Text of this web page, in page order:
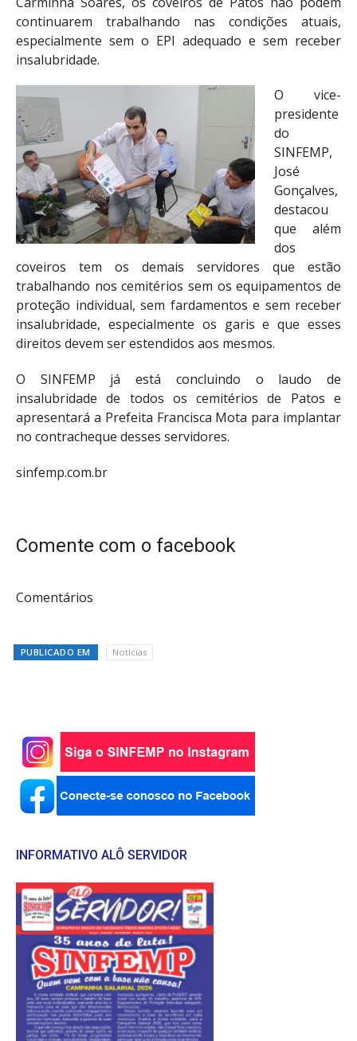
continuarem trabalhando nas condições atuais,
especialmente sem o EPI adequado e sem receber
insalubridade.
O vice-
presidente
do
SINFEMP,
José
Gonçalves,
destacou
que além
dos
coveiros tem os demais servidores que estão
trabalhando nos cemitérios sem os equipamentos de
proteção individual, sem fardamentos e sem receber
insalubridade, especialmente os garis e que esses
direitos devem ser estendidos aos mesmos.
O SINFEMP já está concluindo o laudo de
insalubridade de todos os cemitérios de Patos e
apresentará a Prefeita Francisca Mota para implantar
no contracheque desses servidores.
sinfemp.com.br
Comente com o facebook
Comentários
PUBLICADO EM Notícias
INFORMATIVO ALÔ SERVIDOR